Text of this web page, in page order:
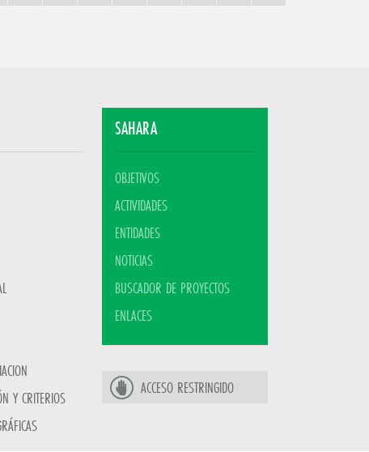
Y CRITERIOS
SAHARA
OBJETIVOS
ACTIVIDADES
ENTIDADES
NOTICIAS
BUSCADOR DE PROYECTOS
ENLACES
ACCESO RESTRINGIDO